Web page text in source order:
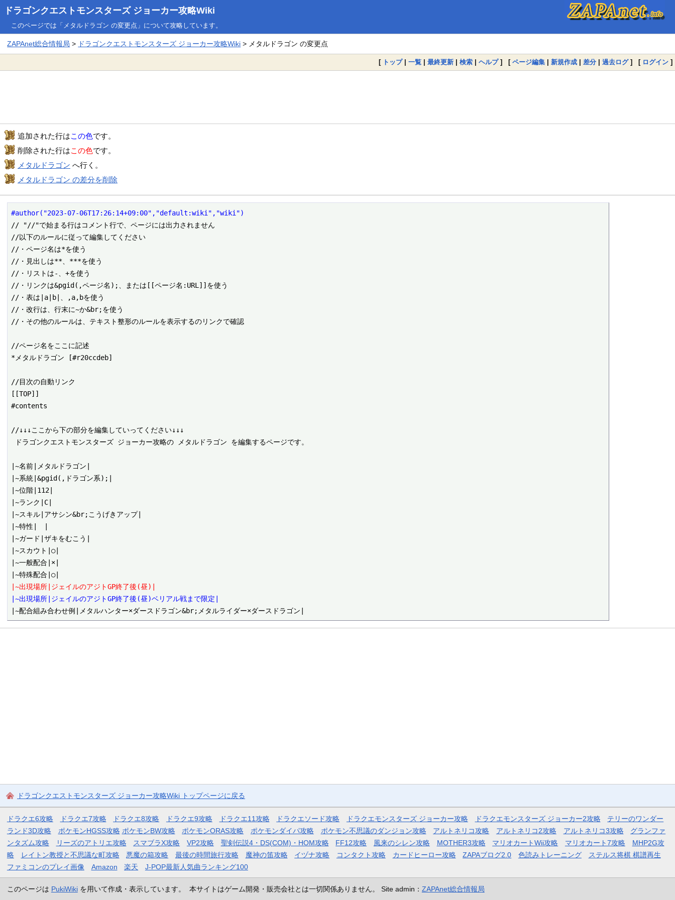
ドラゴンクエストモンスターズ ジョーカー攻略Wiki
このページでは「メタルドラゴン の変更点」について攻略しています。
ZAPAnet総合情報局 > ドラゴンクエストモンスターズ ジョーカー攻略Wiki > メタルドラゴン の変更点
[ トップ| 一覧 | 最終更新 | 検索 | ヘルプ] [ ページ編集 | 新規作成 | 差分 | 過去ログ] [ ログイン ]
追加された行はこの色です。
削除された行はこの色です。
メタルドラゴン へ行く。
メタルドラゴン の差分を削除
#author("2023-07-06T17:26:14+09:00","default:wiki","wiki")
// "//"で始まる行はコメント行で、ページには出力されません
//以下のルールに従って編集してください
//・ページ名は*を使う
//・見出しは**、***を使う
//・リストは-、+を使う
//・リンクは&pgid(,ページ名);、または[[ページ名:URL]]を使う
//・表は|a|b|、,a,bを使う
//・改行は、行末に~か&br;を使う
//・その他のルールは、テキスト整形のルールを表示するのリンクで確認
//ページ名をここに記述
*メタルドラゴン [#r20ccdeb]
//目次の自動リンク
[[TOP]]
#contents
//↓↓↓ここから下の部分を編集していってください↓↓↓
|~名前|メタルドラゴン|
|~系統|&pgid(,ドラゴン系);|
|~位階|112|
|~ランク|C|
|~スキル|アサシン&br;こうげきアップ|
|~特性|　|
|~ガード|ザキをむこう|
|~スカウト|○|
|~一般配合|×|
|~出現場所|ジェイルのアジトGP終了後(昼)|
|~出現場所|ジェイルのアジトGP終了後(昼)ベリアル戦まで限定|
ドラゴンクエストモンスターズ ジョーカー攻略Wiki トップページに戻る
ドラクエ6攻略 ドラクエ7攻略 ドラクエ8攻略 ドラクエ9攻略 ドラクエ11攻略 ドラクエソード攻略 ドラクエモンスターズ ジョーカー攻略 ドラクエモンスターズ ジョーカー2攻略
テリーのワンダー
ランド3D攻略
ポケモンHGSS攻略 ポケモンBW攻略 ポケモンORAS攻略 ポケモンダイパ攻略 ポケモン不思議のダンジョン攻略 アルトネリコ攻略 アルトネリコ2攻略 アルトネリコ3攻略
グランファ
ンタズム攻略
リーズのアトリエ攻略 スマブラX攻略 VP2攻略 聖剣伝説4・DS(COM)・HOM攻略 FF12攻略 風来のシレン攻略 MOTHER3攻略 マリオカートWii攻略 マリオカート7攻略
MHP2G攻
略
レイトン教授と不思議な町攻略 悪魔の箱攻略 最後の時間旅行攻略 魔神の笛攻略 イヅナ攻略 コンタクト攻略 カードヒーロー攻略 ZAPAブログ2.0 色読みトレーニング
ステルス将棋 棋譜再生
ファミコンのプレイ画像
Amazon 楽天 J-POP最新人気曲ランキング100
このページは PukiWikiを用いて作成・表示しています。 本サイトはゲーム開発・販売会社とは一切関係ありません。 Site admin： ZAPAnet総合情報局